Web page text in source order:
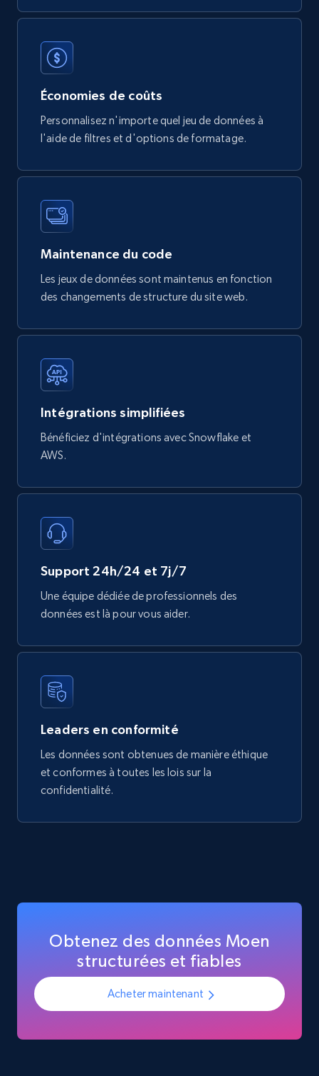
778+ 80+ Buy Now
Tags, Final price, Original price, and more.
747+
Google Play Store reviews
URL, Review id, Reviewer name, Review date,
more.
eCommerce
740+ 39+
part number, Manufacturer, Image, Image high,
Manufacturer url, and more.
eCommerce
719+ 91+
Économies de coûts
Personnalisez n'importe quel jeu de données à
l'aide de filtres et d'options de formatage.
Maintenance du code
Les jeux de données sont maintenus en fonction
des changements de structure du site web.
Intégrations simplifiées
Bénéficiez d'intégrations avec Snowflake et
AWS.
Support 24h/24 et 7j/7
Une équipe dédiée de professionnels des
données est là pour vous aider.
Leaders en conformité
Les données sont obtenues de manière éthique
et conformes à toutes les lois sur la
confidentialité.
Obtenez des données Moen
structurées et fiables
Acheter maintenant